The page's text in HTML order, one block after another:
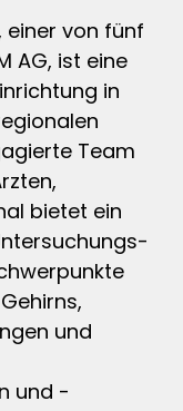
einer von fünf
AG, ist eine
in
Team
bietet ein
und
und -